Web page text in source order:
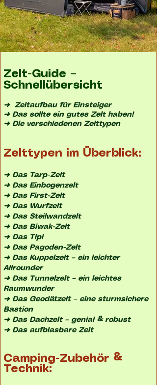
Zelt-Guide –
Schnellübersicht
➜
Zeltaufbau für Einsteiger
➜ Das sollte ein gutes Zelt haben!
➜ Die verschiedenen Zelttypen
Zelttypen im Überblick:
➜ Das Tarp-Zelt
➜ Das Einbogenzelt
➜ Das First-Zelt
➜ Das Wurfzelt
➜ Das Steilwandzelt
➜ Das Biwak-Zelt
➜ Das Tipi
➜ Das Pagoden-Zelt
➜ Das Kuppelzelt – ein leichter
Allrounder
➜ Das Tunnelzelt – ein leichtes
Raumwunder
➜ Das Geodätzelt – eine sturmsichere
Bastion
➜ Das Dachzelt – genial & robust
➜ Das aufblasbare Zelt
Camping-Zubehör &
Technik: